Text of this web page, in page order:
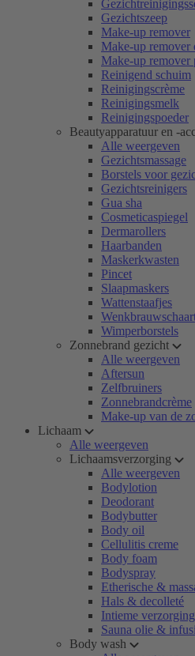
Gezichtszeep
Make-up remover
Make-up remover
Make-up remover
Reinigend schuim
Reinigingscrème
Reinigingsmelk
Reinigingspoeder
Beautyapparatuur en -
Alle weergeven
Gezichtsmassage
Borstels voor
Gezichtsreinigers
Gua sha
Cosmeticaspiegel
Dermarollers
Haarbanden
Maskerkwasten
Pincet
Slaapmaskers
Wattenstaafjes
Wimperborstels
Zonnebrand gezicht
Alle weergeven
Aftersun
Zelfbruiners
Zonnebrandcrème
Make-up van de
Lichaam
Alle weergeven
Lichaamsverzorging
Alle weergeven
Bodylotion
Deodorant
Bodybutter
Body oil
Cellulitis creme
Body foam
Bodyspray
Etherische &
Hals & decolleté
Intieme verzorging
Sauna olie &
Body wash